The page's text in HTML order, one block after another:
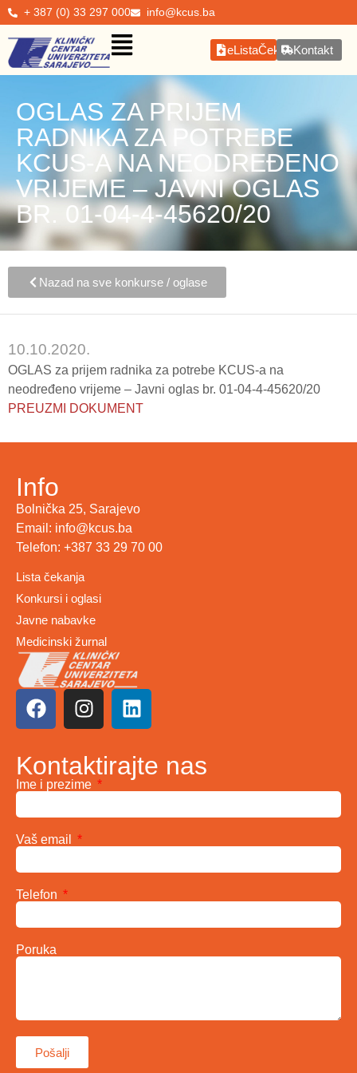
+ 387 (0) 33 297 000 info@kcus.ba
eListaČekanjaKontakt
OGLAS ZA PRIJEM
RADNIKA ZA POTREBE
KCUS-A NA NEODREĐENO
VRIJEME – JAVNI OGLAS
BR. 01-04-4-45620/20
Nazad na sve konkurse / oglase
10.10.2020.
OGLAS za prijem radnika za potrebe KCUS-a na
neodređeno vrijeme – Javni oglas br. 01-04-4-45620/20
PREUZMI DOKUMENT
Info
Bolnička 25, Sarajevo
Email: info@kcus.ba
Telefon: +387 33 29 70 00
Lista čekanja
Konkursi i oglasi
Javne nabavke
Medicinski žurnal
Kontaktirajte nas
Ime i prezime
Vaš email
Telefon
Poruka
Pošalji